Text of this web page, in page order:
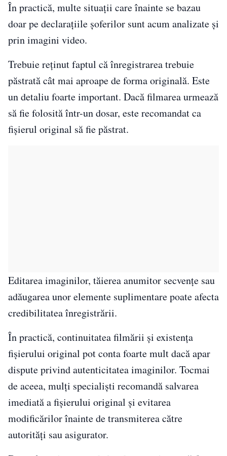
În practică, multe situații care înainte se bazau
doar pe declarațiile șoferilor sunt acum analizate și
prin imagini video.
Trebuie reținut faptul că înregistrarea trebuie
păstrată cât mai aproape de forma originală. Este
un detaliu foarte important. Dacă filmarea urmează
să fie folosită într-un dosar, este recomandat ca
fișierul original să fie păstrat.
Editarea imaginilor, tăierea anumitor secvențe sau
adăugarea unor elemente suplimentare poate afecta
credibilitatea înregistrării.
În practică, continuitatea filmării și existența
fișierului original pot conta foarte mult dacă apar
dispute privind autenticitatea imaginilor. Tocmai
de aceea, mulți specialiști recomandă salvarea
imediată a fișierului original și evitarea
modificărilor înainte de transmiterea către
autorități sau asigurator.